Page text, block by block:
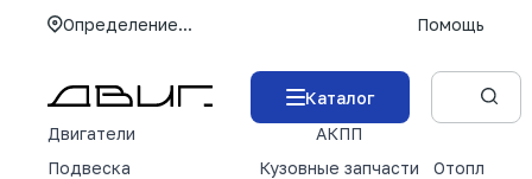
Определение... Помощь
Каталог
Двигатели
АКПП
Подвеска
Кузовные запчасти
Отопление